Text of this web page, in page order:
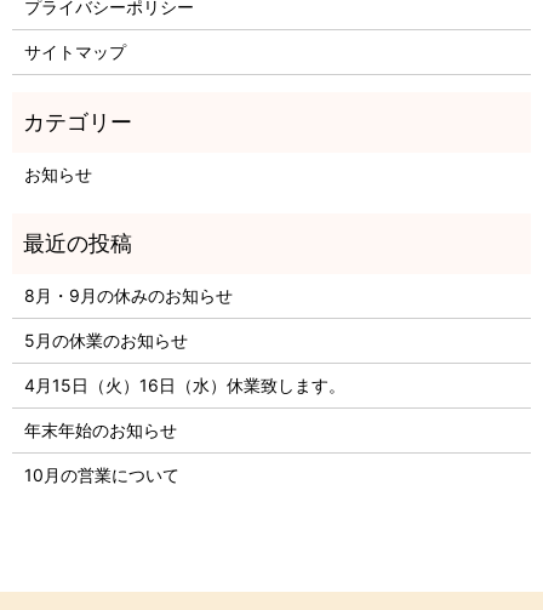
プライバシーポリシー
サイトマップ
お知らせ
8月・9月の休みのお知らせ
5月の休業のお知らせ
4月15日（火）16日（水）休業致します。
年末年始のお知らせ
10月の営業について